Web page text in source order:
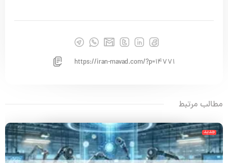
https://iran-mavad.com/?p=14771
مطالب مرتبط
جدید